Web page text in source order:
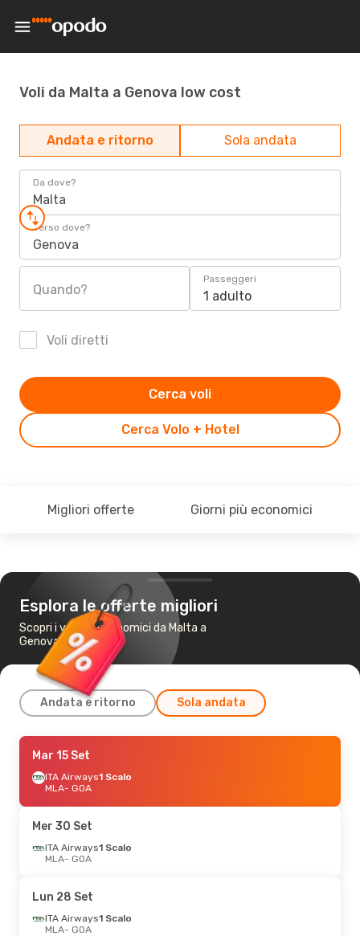
Voli da Malta a Genova low cost
Andata e ritorno Sola andata
Da dove?
Malta
Verso dove?
Genova
Quando?
Passeggeri
1 adulto
Voli diretti
Cerca Volo + Hotel
Cerca voli
Migliori offerte Giorni più economici
Esplora le offerte migliori
Scopri i voli più economici da Malta a
Genova
Andata e ritorno Sola andata
Ven 11 Set- Lun 14 Set
ITA Airways1 Scalo
MLA- GOA
GOA- MLA
Sab 17 Ott- Dom 18 Ott
ITA Airways
GOA- MLA
Mar 15 Set
ITA Airways1 Scalo
MLA- GOA
Mer 30 Set
ITA Airways1 Scalo
MLA- GOA
Lun 28 Set
ITA Airways1 Scalo
MLA- GOA